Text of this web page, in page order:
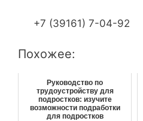
+7 (39161) 7-04-92
Похожее:
Руководство по
трудоустройству для
подростков: изучите
возможности подработки
для подростков